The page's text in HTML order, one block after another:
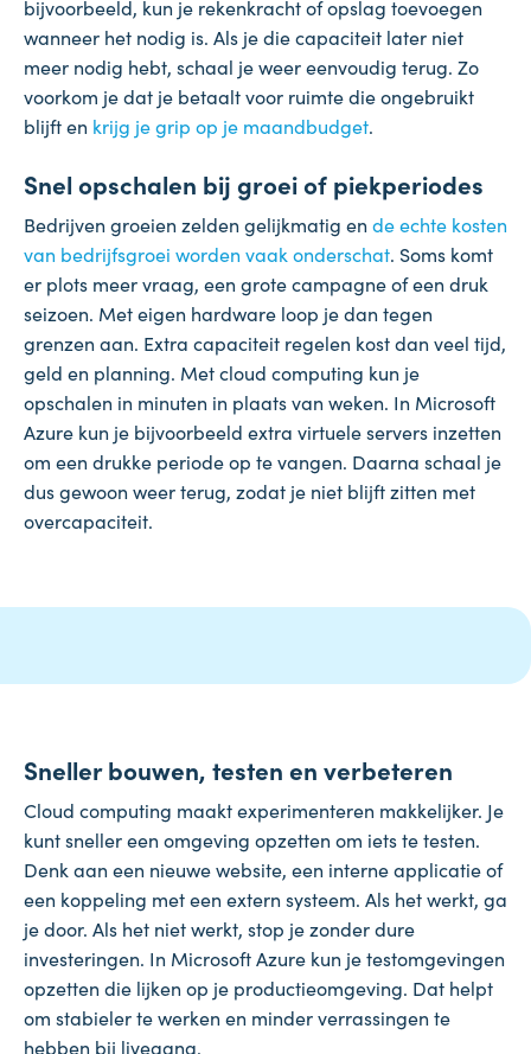
bijvoorbeeld, kun je rekenkracht of opslag toevoegen
wanneer het nodig is. Als je die capaciteit later niet
meer nodig hebt, schaal je weer eenvoudig terug. Zo
voorkom je dat je betaalt voor ruimte die ongebruikt
blijft en krijg je grip op je maandbudget.
Snel opschalen bij groei of piekperiodes
Bedrijven groeien zelden gelijkmatig en de echte kosten
van bedrijfsgroei worden vaak onderschat. Soms komt
er plots meer vraag, een grote campagne of een druk
seizoen. Met eigen hardware loop je dan tegen
grenzen aan. Extra capaciteit regelen kost dan veel tijd,
geld en planning. Met cloud computing kun je
opschalen in minuten in plaats van weken. In Microsoft
Azure kun je bijvoorbeeld extra virtuele servers inzetten
om een drukke periode op te vangen. Daarna schaal je
dus gewoon weer terug, zodat je niet blijft zitten met
overcapaciteit.
Sneller bouwen, testen en verbeteren
Cloud computing maakt experimenteren makkelijker. Je
kunt sneller een omgeving opzetten om iets te testen.
Denk aan een nieuwe website, een interne applicatie of
een koppeling met een extern systeem. Als het werkt, ga
je door. Als het niet werkt, stop je zonder dure
investeringen. In Microsoft Azure kun je testomgevingen
opzetten die lijken op je productieomgeving. Dat helpt
om stabieler te werken en minder verrassingen te
hebben bij livegang.